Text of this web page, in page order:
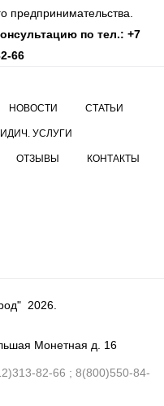
предпринимательства.
по тел.: +7
66
НОВОСТИ СТАТЬИ
УСЛУГИ
ОТЗЫВЫ КОНТАКТЫ
2026.
Монетная д. 16
82-66
8(800)550-84-